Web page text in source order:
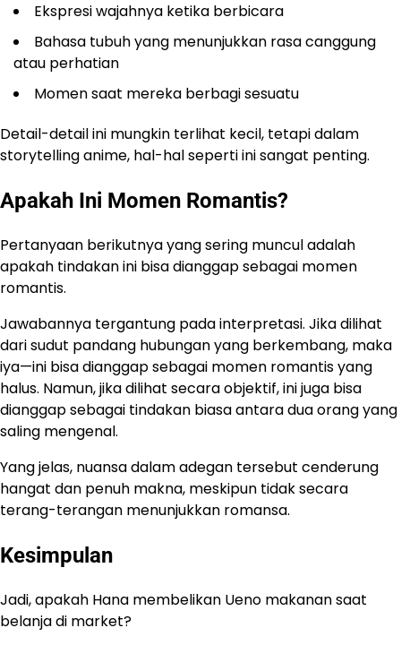
Ekspresi wajahnya ketika berbicara
Bahasa tubuh yang menunjukkan rasa canggung
atau perhatian
Momen saat mereka berbagi sesuatu
Detail-detail ini mungkin terlihat kecil, tetapi dalam
storytelling anime, hal-hal seperti ini sangat penting.
Apakah Ini Momen Romantis?
Pertanyaan berikutnya yang sering muncul adalah
apakah tindakan ini bisa dianggap sebagai momen
romantis.
Jawabannya tergantung pada interpretasi. Jika dilihat
dari sudut pandang hubungan yang berkembang, maka
iya—ini bisa dianggap sebagai momen romantis yang
halus. Namun, jika dilihat secara objektif, ini juga bisa
dianggap sebagai tindakan biasa antara dua orang yang
saling mengenal.
Yang jelas, nuansa dalam adegan tersebut cenderung
hangat dan penuh makna, meskipun tidak secara
terang-terangan menunjukkan romansa.
Kesimpulan
Jadi, apakah Hana membelikan Ueno makanan saat
belanja di market?